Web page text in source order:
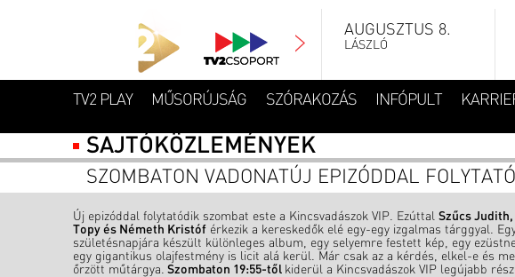
AUGUSZTUS 8.
LÁSZLÓ
TV2 PLAY MŰSORÚJSÁG SZÓRAKOZÁS INFÓPULT
SAJTÓKÖZLEMÉNYEK
SZOMBATON VADONATÚJ EPIZÓDDAL
Új epizóddal folytatódik szombat este a Kincsvadászok VIP. Ezúttal Szűcs
Topy és Németh Kristóf érkezik a kereskedők elé egy-egy izgalmas tárggyal.
születésnapjára készült különleges album, egy selyemre festett kép, egy
egy gigantikus olajfestmény is licit alá kerül. Már csak az a kérdés, elkel-e és
őrzött műtárgya. Szombaton 19:55-től kiderül a Kincsvadászok VIP legújabb